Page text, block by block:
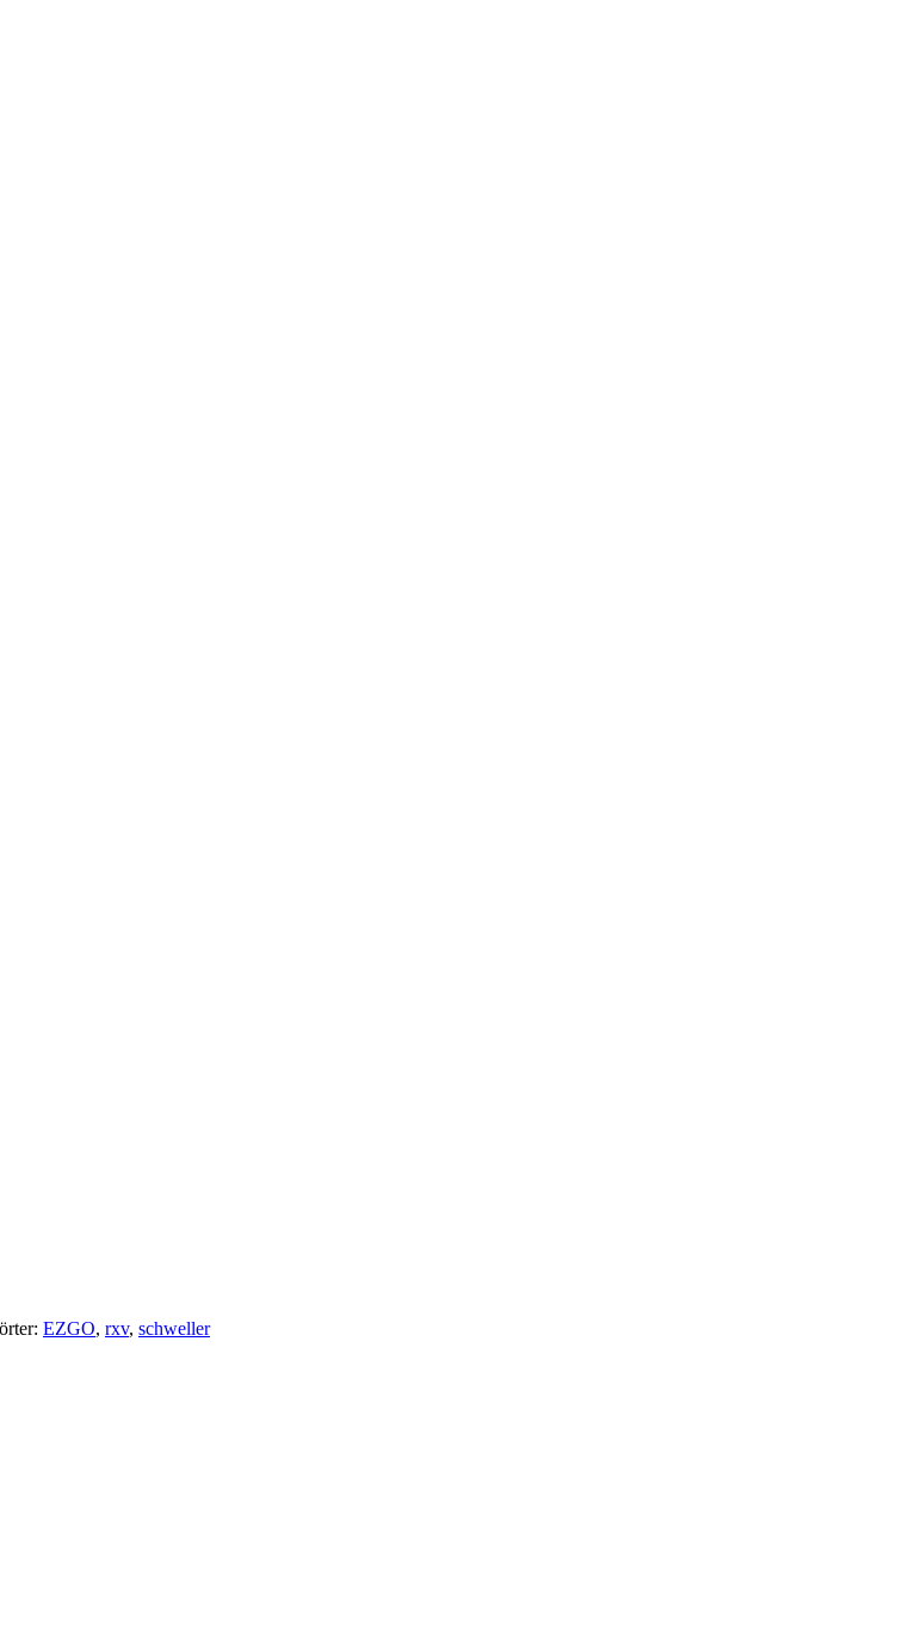
EZGO, rxv, schweller